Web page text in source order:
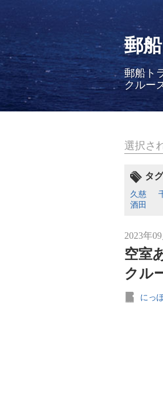
郵
郵船ト
クルー
選択さ
タ
久慈
酒田
2023年
空室
クル
にっ